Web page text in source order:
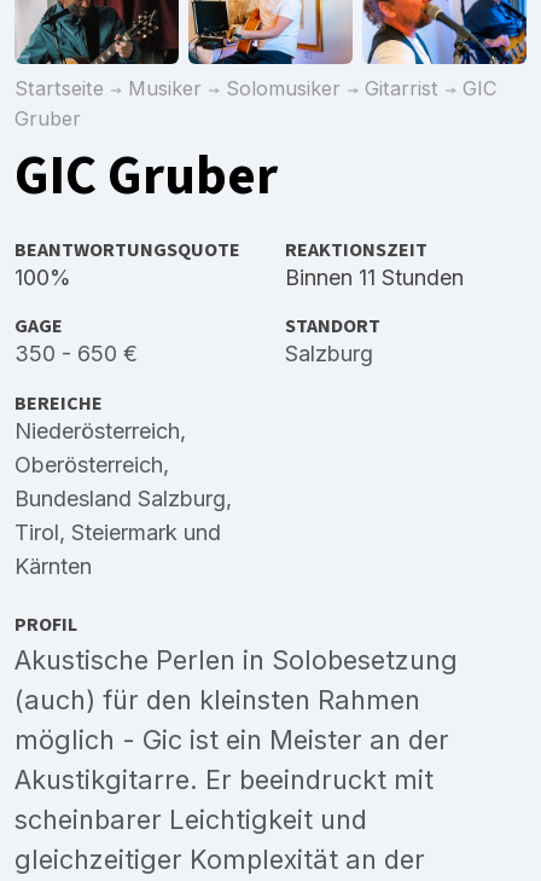
Startseite Musiker Solomusiker Gitarrist
GIC
Gruber
GIC Gruber
BEANTWORTUNGSQUOTE
100%
REAKTIONSZEIT
Binnen 11 Stunden
GAGE
350 - 650 €
STANDORT
Salzburg
BEREICHE
Niederösterreich,
Oberösterreich,
Bundesland Salzburg,
Tirol, Steiermark und
Kärnten
PROFIL
Akustische Perlen in Solobesetzung
(auch) für den kleinsten Rahmen
möglich - Gic ist ein Meister an der
Akustikgitarre. Er beeindruckt mit
scheinbarer Leichtigkeit und
gleichzeitiger Komplexität an der